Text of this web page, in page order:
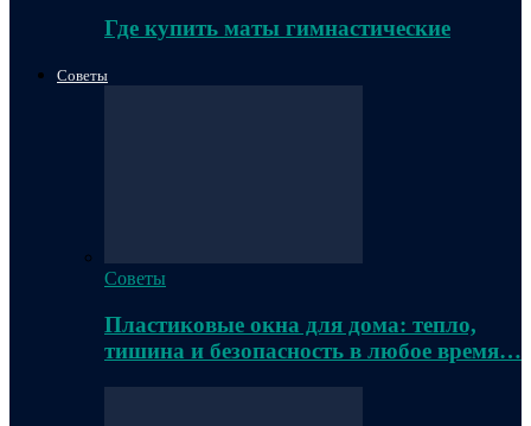
Где купить маты гимнастические
Советы
Советы
Пластиковые окна для дома: тепло,
тишина и безопасность в любое время…